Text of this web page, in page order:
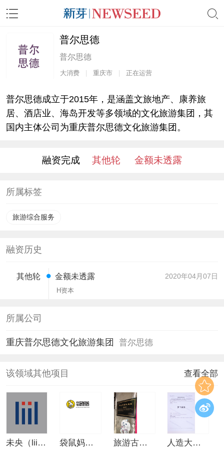
普尔思德
普尔思德
大消费 重庆市 正在运营
普尔思德成立于2015年，是涵盖文旅地产、康养旅
居、酒店业、海岛开发等多领域的文化旅游集团，其
国内主体公司为重庆普尔思德文化旅游集团。
融资完成 其他轮 金额未透露
所属标签
旅游综合服务
融资历史
其他轮 2020年04月07日
金额未透露
H 资本
所属公司
重庆普尔思德文化旅游集团 普尔思德
该领域其他项目 查看全部
未央（liil Inc.） 袋鼠妈妈健康零食便利店千城百店连锁项目 旅游古镇围炉茶下午茶 人造大扫把(清扫垃圾用)